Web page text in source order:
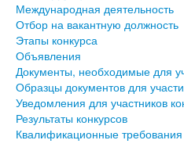
Международная деятельность
Отбор на вакантную должность
Этапы конкурса
Объявления
Документы, необходимые для
Образцы документов для
Уведомления для участников
Результаты конкурсов
Квалификационные требования